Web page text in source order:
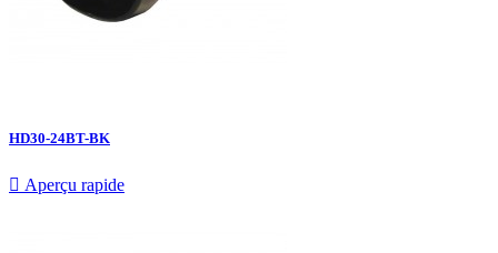
HD30-24BT-BK
 Aperçu rapide